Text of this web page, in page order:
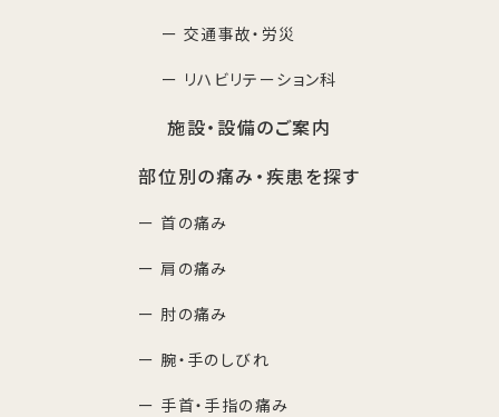
ー 交通事故・労災
ー リハビリテーション科
施設・設備のご案内
部位別の痛み・疾患を探す
ー 首の痛み
ー 肩の痛み
ー 肘の痛み
ー 腕・手のしびれ
ー 手首・手指の痛み